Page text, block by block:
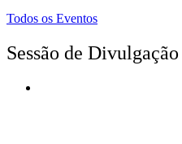
Todos os Eventos
Sessão de